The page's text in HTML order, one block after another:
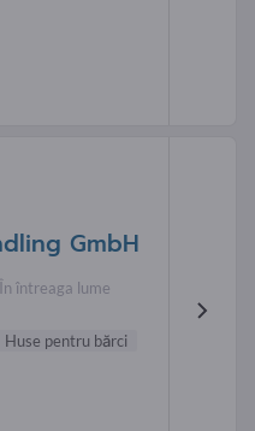
GmbH
În întreaga lume
Huse pentru bărci